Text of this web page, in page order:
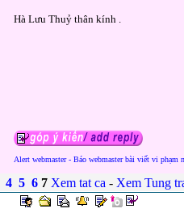
Hà Lưu Thuỷ thân kính .
Alert webmaster - Báo webmaster bài viết vi phạm
4 5 6 7 Xem tat ca - Xem Tung